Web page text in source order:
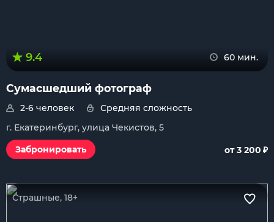
9.4 60 мин.
Сумасшедший фотограф
2-6 человек
Средняя сложность
г. Екатеринбург, улица Чекистов, 5
Забронировать
от 3 200 ₽
Страшные, 18+